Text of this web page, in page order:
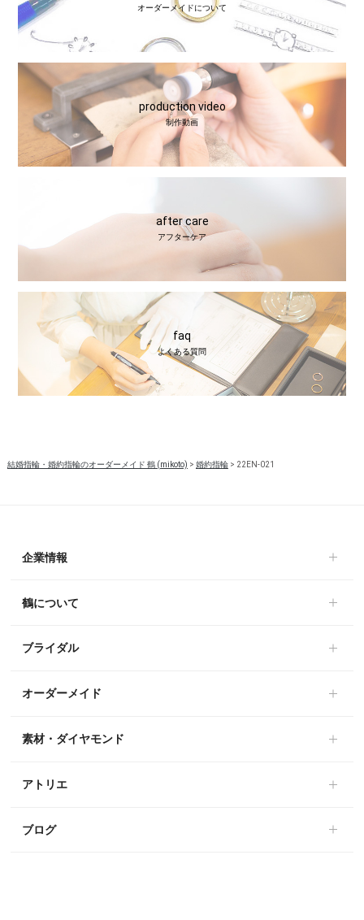
オーダーメイドについて
production video
制作動画
after care
アフターケア
faq
よくある質問
結婚指輪・婚約指輪のオーダーメイド 鶴 (mikoto) > 婚約指輪> 22EN-021
企業情報
鶴について
ブライダル
オーダーメイド
素材・ダイヤモンド
アトリエ
ブログ